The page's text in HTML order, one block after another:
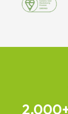
2,000